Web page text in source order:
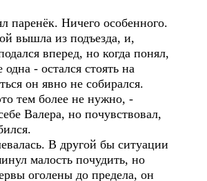
Ничего особенного.
из подъезда, и,
вперед, но когда понял,
- остался стоять на
он явно не собирался.
тем более не нужно, -
Валера, но почувствовал,
В другой бы ситуации
малость почудить, но
оголены до предела, он